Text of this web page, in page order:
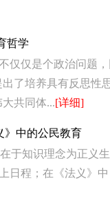
哲学
仅仅是个政治问题
了培养具有反思
共同体...[详细]
中的公民教育
于知识理念为正
日程；在《法义》